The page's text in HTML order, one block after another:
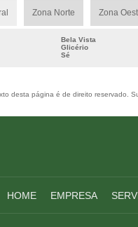
Zona Norte Zona
Bela Vista
Glicério
Sé
desta página é de direito reservado.
HOME EMPRESA